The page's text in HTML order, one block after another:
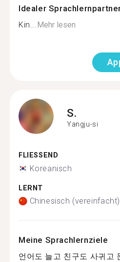
Idealer
Kin...Mehr lesen
S.
Yangju-si
FLIESSEND
Koreanisch
LERNT
Chinesisch (vereinfacht)
Meine Sprachlernziele
언어도 늘고 친구도 사귀고